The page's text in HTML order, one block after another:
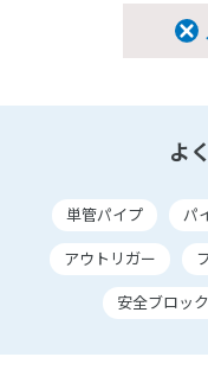
よ
単管パイプ パ
アウトリガー
安全ブロック